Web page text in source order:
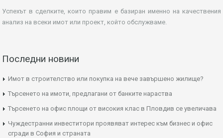
Успехът в сделките, които правим е базиран именно на качествения
анализ на всеки имот или проект, който обслужваме.
Последни новини
Имот в строителство или покупка на вече завършено жилище?
Търсенето на имоти, предлагани от банките нараства
Търсенето на офис площи от високия клас в Пловдив се увеличава
Чуждестранни инвеститори проявяват интерес към бизнес и офис
сгради в София и страната